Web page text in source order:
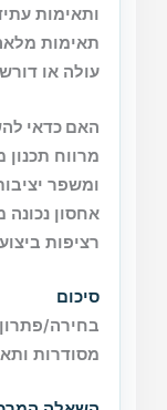
ותאימות
תאימות
עולה או
האם כדאי
מרווח
ומשפר
אחסון נכונה
רציפות
סיכום
בחירה/
מסודרות